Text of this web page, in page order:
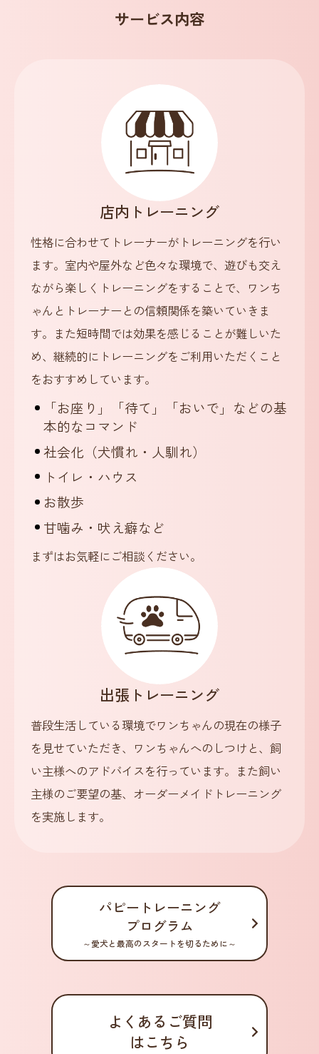
サービス内容
店内トレーニング
性格に合わせてトレーナーがトレーニングを行い
ます。室内や屋外など色々な環境で、遊びも交え
ながら楽しくトレーニングをすることで、ワンち
ゃんとトレーナーとの信頼関係を築いていきま
す。また短時間では効果を感じることが難しいた
め、継続的にトレーニングをご利用いただくこと
をおすすめしています。
「お座り」「待て」「おいで」などの基
本的なコマンド
社会化（犬慣れ・人馴れ）
トイレ・ハウス
お散歩
甘噛み・吠え癖など
まずはお気軽にご相談ください。
出張トレーニング
普段生活している環境でワンちゃんの現在の様子
を見せていただき、ワンちゃんへのしつけと、飼
い主様へのアドバイスを行っています。また飼い
主様のご要望の基、オーダーメイドトレーニング
を実施します。
パピートレーニング
プログラム
～愛犬と最高のスタートを切るために～
よくあるご質問
はこちら